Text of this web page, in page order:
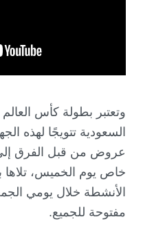
وتعتبر بطولة كأس
السعودية تتويجًا لهذه
عروض من قبل الفرق
خاص يوم الخميس،
الأنشطة خلال يومي
مفتوحة للجميع.